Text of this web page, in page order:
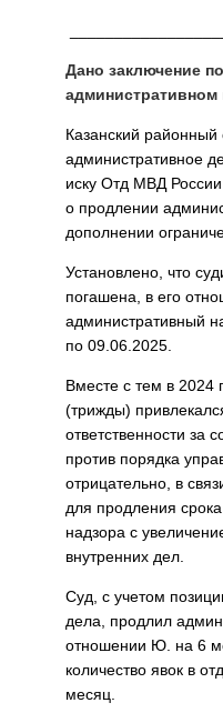
Дано заключение
административном
Казанский районный
административное
иску Отд МВД
о продлении
дополнении
Установлено, что
погашена, в его
административный
по 09.06.2025.
Вместе с тем в 2024
(трижды)
ответственности за
против порядка
отрицательно, в
для продления
надзора с
внутренних дел.
Суд, с учетом
дела, продлил
отношении Ю. на 6
количество явок в
месяц.